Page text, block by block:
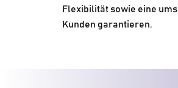
Flexibilität sowie eine
Kunden garantieren.